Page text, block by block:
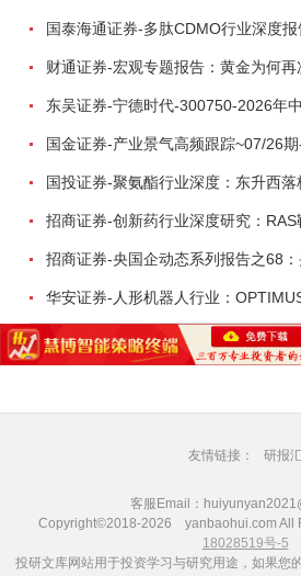
国金证券-产业景气高频跟踪~07/26
友情链接： 研报汇
客服Email：
Copyright©2018-2026 yanbaohui.com All
18028519号-5
投研文库网站用于投资学习与研究用途，如果您